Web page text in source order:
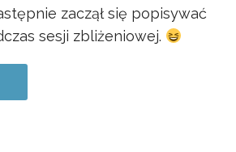
zaczął się popisywać
sesji zbliżeniowej.